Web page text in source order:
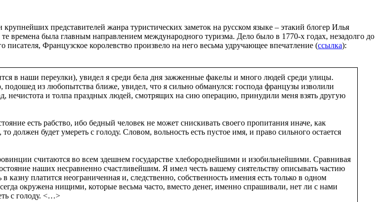
представителей жанра туристических заметок на русском языке – этакий блогер Илья
времена была главным направлением международного туризма. Дело было в 1770-х годах, незадолго до
Французское королевство произвело на него весьма удручающее впечатление (ссылка):
в наши переулки), увидел я среди бела дня зажженные факелы и много людей среди улицы.
подошед из любопытства ближе, увидел, что я сильно обманулся: господа французы изволили
и толпа праздных людей, смотрящих на сию операцию, принудили меня взять другую
есть рабство, ибо бедный человек не может снискивать своего пропитания иначе, как
должен будет умереть с голоду. Словом, вольность есть пустое имя, и право сильного остается
считаются во всем здешнем государстве хлебороднейшими и изобильнейшими. Сравнивая
наших несравненно счастливейшим. Я имел честь вашему сиятельству описывать частию
платится неограниченная и, следственно, собственность имения есть только в одном
окружена нищими, которые весьма часто, вместо денег, именно спрашивали, нет ли с нами
с голоду. <…>